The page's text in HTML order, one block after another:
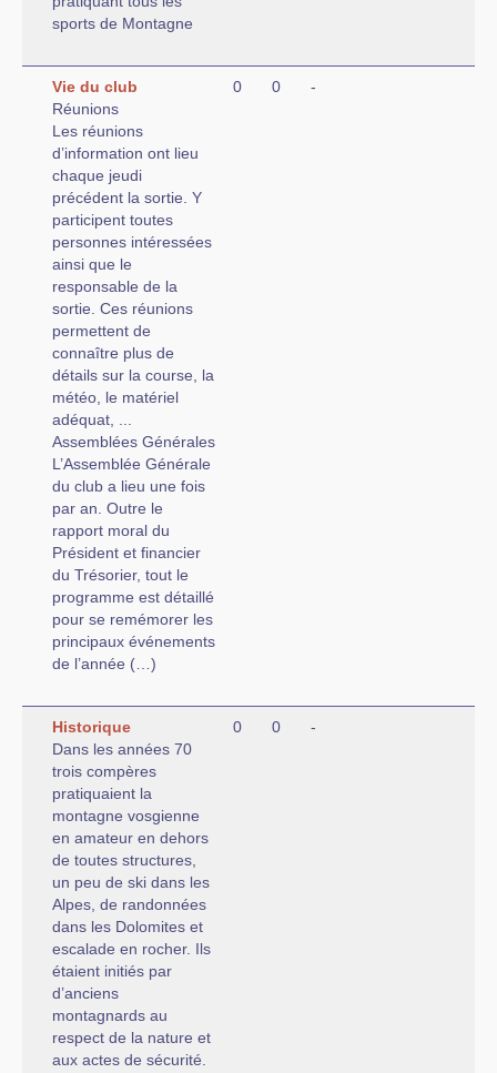
sports de Montagne
Vie du club
Réunions
Les réunions
d’information ont lieu
chaque jeudi
précédent la sortie. Y
participent toutes
personnes intéressées
ainsi que le
responsable de la
sortie. Ces réunions
permettent de
connaître plus de
détails sur la course, la
météo, le matériel
adéquat, ...
Assemblées Générales
L’Assemblée Générale
du club a lieu une fois
par an. Outre le
rapport moral du
Président et financier
du Trésorier, tout le
programme est détaillé
pour se remémorer les
principaux événements
de l’année (…)
0 0 -
Historique
Dans les années 70
trois compères
pratiquaient la
montagne vosgienne
en amateur en dehors
de toutes structures,
un peu de ski dans les
Alpes, de randonnées
dans les Dolomites et
escalade en rocher. Ils
étaient initiés par
d’anciens
montagnards au
respect de la nature et
aux actes de sécurité.
0 0 -